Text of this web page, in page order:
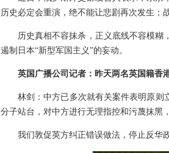
历史必定会重演，绝不能让悲剧再次发生；
历史真相不容抹杀，正义底线不容模糊
遏制日本“新型军国主义”的妄动。
英国广播公司记者：昨天两名英国籍香
林剑：中方已多次就有关案件表明原则
分子站台，对中方进行无理指控和污蔑抹黑
我们敦促英方纠正错误做法，停止反华